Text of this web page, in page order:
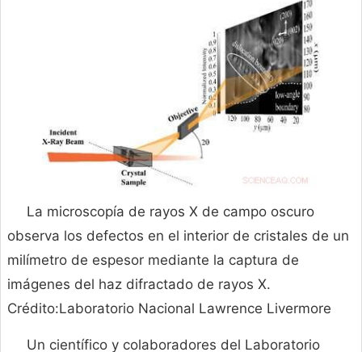
La microscopía de rayos X de campo oscuro
observa los defectos en el interior de cristales de un
milímetro de espesor mediante la captura de
imágenes del haz difractado de rayos X.
Crédito:Laboratorio Nacional Lawrence Livermore
Un científico y colaboradores del Laboratorio